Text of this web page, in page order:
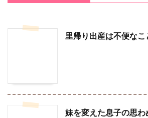
里帰り出産は不便なこ
妹を変えた息子の思わ